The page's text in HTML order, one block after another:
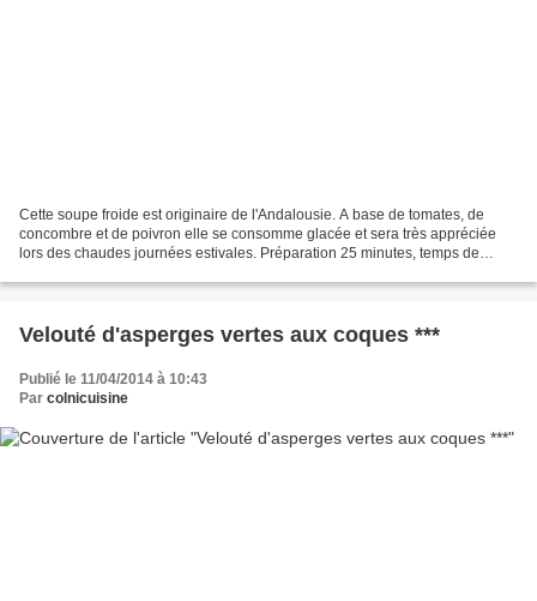
Cette soupe froide est originaire de l'Andalousie. A base de tomates, de
concombre et de poivron elle se consomme glacée et sera très appréciée
lors des chaudes journées estivales. Préparation 25 minutes, temps de
Velouté d'asperges vertes aux coques ***
Publié le 11/04/2014 à 10:43
Par colnicuisine